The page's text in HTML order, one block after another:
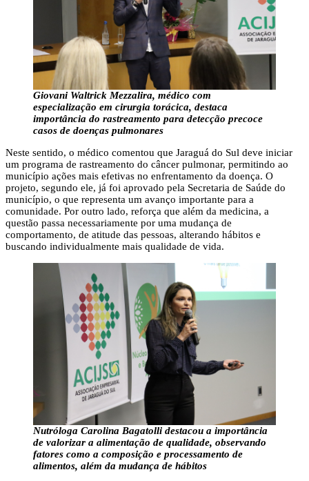
Giovani Waltrick Mezzalira, médico com
especialização em cirurgia torácica, destaca
importância do rastreamento para detecção precoce
casos de doenças pulmonares
Neste sentido, o médico comentou que Jaraguá do Sul deve iniciar
um programa de rastreamento do câncer pulmonar, permitindo ao
município ações mais efetivas no enfrentamento da doença. O
projeto, segundo ele, já foi aprovado pela Secretaria de Saúde do
município, o que representa um avanço importante para a
comunidade. Por outro lado, reforça que além da medicina, a
questão passa necessariamente por uma mudança de
comportamento, de atitude das pessoas, alterando hábitos e
buscando individualmente mais qualidade de vida.
Nutróloga Carolina Bagatolli destacou a importância
de valorizar a alimentação de qualidade, observando
fatores como a composição e processamento de
alimentos, além da mudança de hábitos